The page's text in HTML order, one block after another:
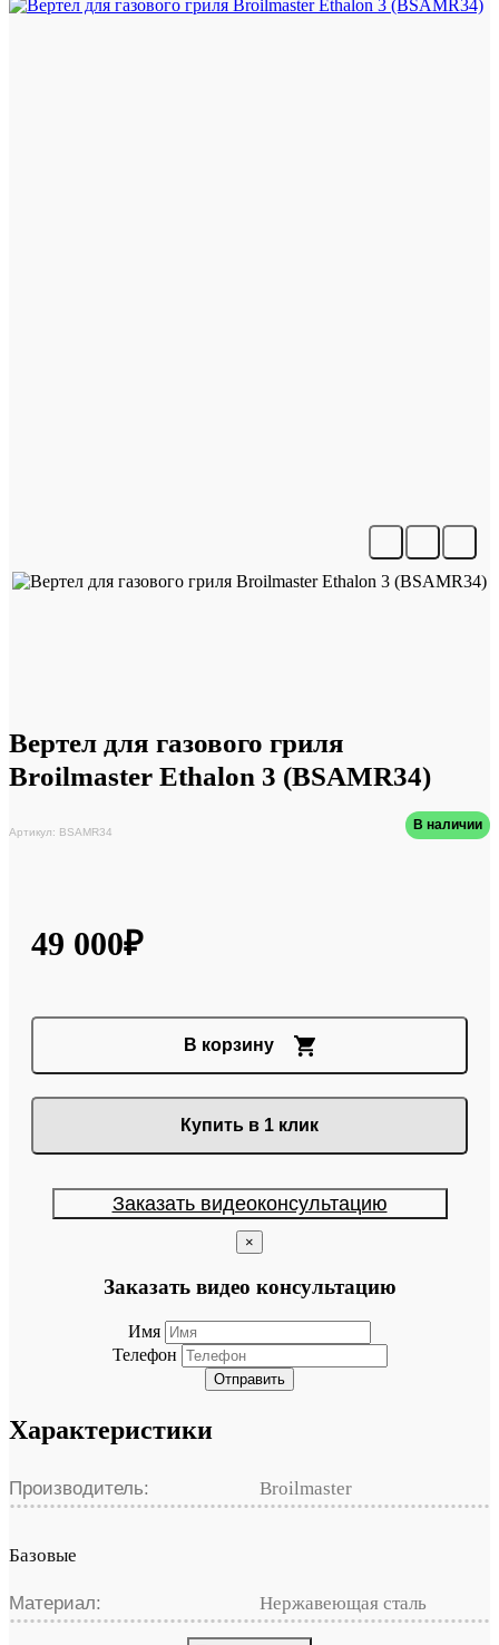
Вертел для газового гриля
Broilmaster Ethalon 3 (BSAMR34)
Артикул: BSAMR34 В наличии
49 000₽
В корзину
Купить в 1 клик
Заказать видеоконсультацию
×
Заказать видео консультацию
Имя
Телефон
Отправить
Характеристики
Производитель: Broilmaster
Базовые
Материал: Нержавеющая сталь